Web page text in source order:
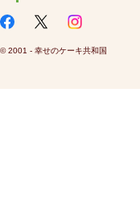
© 2001 - 幸せのケーキ共和国